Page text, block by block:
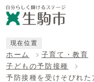
現在位置
ホーム 子育て・教育
子どもの予防接種
予防接種を受けそびれ